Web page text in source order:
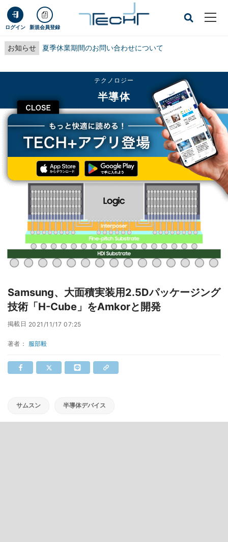
ログイン 新規会員登録
お知らせ 夏季休業期間のお問い合わせについて
CLOSE
テクノロジー
半導体
TECH+ テクノロジー
半導体
Samsung、大面積実装用2.5Dパッケージング技術「H-Cube」をAmkorと開発
Samsung、大面積実装用2.5Dパッケージング
技術「H-Cube」をAmkorと開発
掲載日 2021/11/17 07:25
著者： 服部毅
サムスン 半導体デバイス